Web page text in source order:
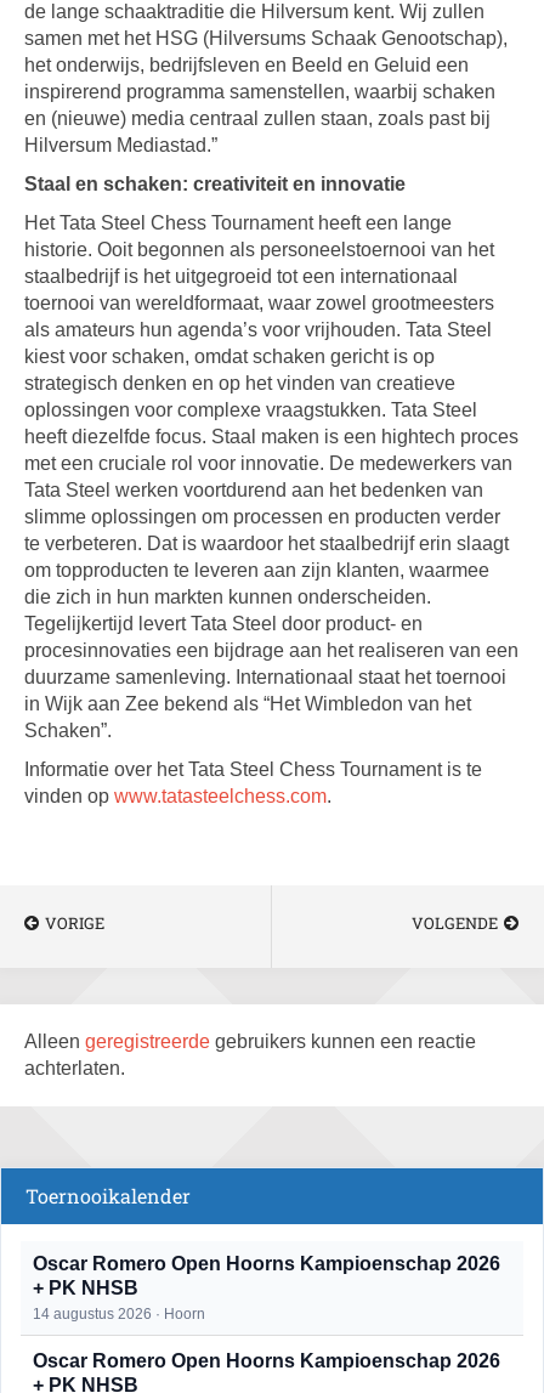
de lange schaaktraditie die Hilversum kent. Wij zullen
samen met het HSG (Hilversums Schaak Genootschap),
het onderwijs, bedrijfsleven en Beeld en Geluid een
inspirerend programma samenstellen, waarbij schaken
en (nieuwe) media centraal zullen staan, zoals past bij
Hilversum Mediastad.”
Staal en schaken: creativiteit en innovatie
Het Tata Steel Chess Tournament heeft een lange
historie. Ooit begonnen als personeelstoernooi van het
staalbedrijf is het uitgegroeid tot een internationaal
toernooi van wereldformaat, waar zowel grootmeesters
als amateurs hun agenda’s voor vrijhouden. Tata Steel
kiest voor schaken, omdat schaken gericht is op
strategisch denken en op het vinden van creatieve
oplossingen voor complexe vraagstukken. Tata Steel
heeft diezelfde focus. Staal maken is een hightech proces
met een cruciale rol voor innovatie. De medewerkers van
Tata Steel werken voortdurend aan het bedenken van
slimme oplossingen om processen en producten verder
te verbeteren. Dat is waardoor het staalbedrijf erin slaagt
om topproducten te leveren aan zijn klanten, waarmee
die zich in hun markten kunnen onderscheiden.
Tegelijkertijd levert Tata Steel door product- en
procesinnovaties een bijdrage aan het realiseren van een
duurzame samenleving. Internationaal staat het toernooi
in Wijk aan Zee bekend als “Het Wimbledon van het
Schaken”.
Informatie over het Tata Steel Chess Tournament is te
vinden op www.tatasteelchess.com.
VORIGE VOLGENDE
Alleen geregistreerde gebruikers kunnen een reactie
achterlaten.
Toernooikalender
Oscar Romero Open Hoorns Kampioenschap 2026
+ PK NHSB
14 augustus 2026 · Hoorn
Oscar Romero Open Hoorns Kampioenschap 2026
+ PK NHSB